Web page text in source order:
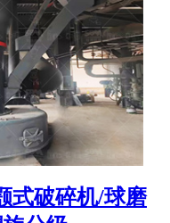
式破碎机/球磨